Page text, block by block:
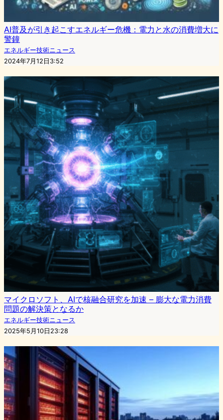
AI普及が引き起こすエネルギー危機：電力と水の消費増大に
警鐘
エネルギー技術ニュース
2024年7月12日3:52
マイクロソフト、AIで核融合研究を加速 – 膨大な電力消費
問題の解決策となるか
エネルギー技術ニュース
2025年5月10日23:28